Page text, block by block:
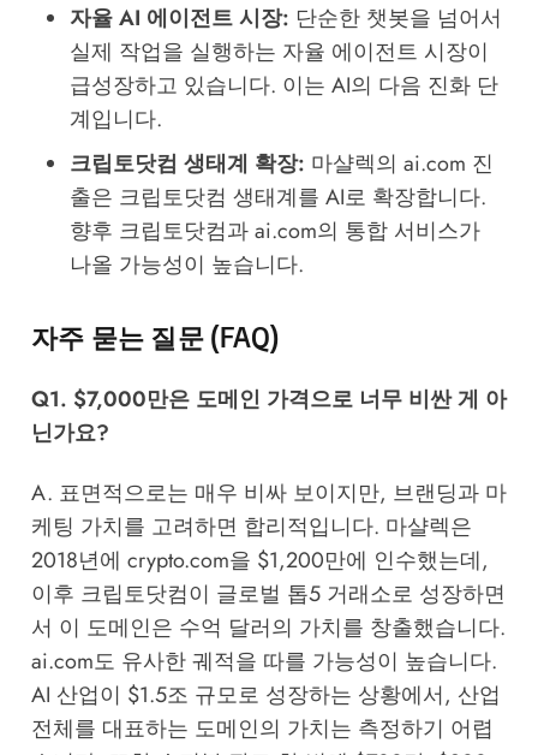
자율 AI 에이전트 시장: 단순한 챗봇을 넘어서
실제 작업을 실행하는 자율 에이전트 시장이
급성장하고 있습니다. 이는 AI의 다음 진화 단
계입니다.
크립토닷컴 생태계 확장: 마샬렉의 ai.com 진
출은 크립토닷컴 생태계를 AI로 확장합니다.
향후 크립토닷컴과 ai.com의 통합 서비스가
나올 가능성이 높습니다.
자주 묻는 질문 (FAQ)
Q1. $7,000만은 도메인 가격으로 너무 비싼 게 아
닌가요?
A. 표면적으로는 매우 비싸 보이지만, 브랜딩과 마
케팅 가치를 고려하면 합리적입니다. 마샬렉은
2018년에 crypto.com을 $1,200만에 인수했는데,
이후 크립토닷컴이 글로벌 톱5 거래소로 성장하면
서 이 도메인은 수억 달러의 가치를 창출했습니다.
ai.com도 유사한 궤적을 따를 가능성이 높습니다.
AI 산업이 $1.5조 규모로 성장하는 상황에서, 산업
전체를 대표하는 도메인의 가치는 측정하기 어렵